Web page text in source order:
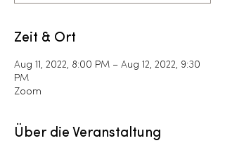
Zeit & Ort
Aug 11, 2022, 8:00 PM – Aug 12, 2022, 9:30
PM
Zoom
Über die Veranstaltung